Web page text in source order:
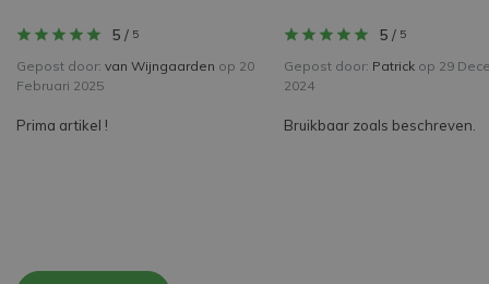
5 / 5
Gepost door: van Wijngaarden op 20
Februari 2025
Prima artikel !
5 / 5
Gepost door: Patrick op 29
2024
Bruikbaar zoals beschreven.